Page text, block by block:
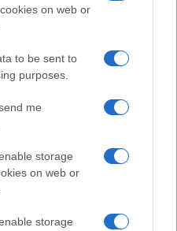
on web or
to be sent to
purposes.
me
storage
on web or
storage